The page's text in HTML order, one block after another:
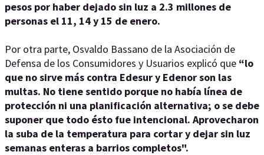
pesos por haber dejado sin luz a 2.3 millones de
personas el 11, 14 y 15 de enero.
Por otra parte, Osvaldo Bassano de la Asociación de
Defensa de los Consumidores y Usuarios explicó que “lo
que no sirve más contra Edesur y Edenor son las
multas. No tiene sentido porque no había línea de
protección ni una planificación alternativa; o se debe
suponer que todo ésto fue intencional. Aprovecharon
la suba de la temperatura para cortar y dejar sin luz
semanas enteras a barrios completos".